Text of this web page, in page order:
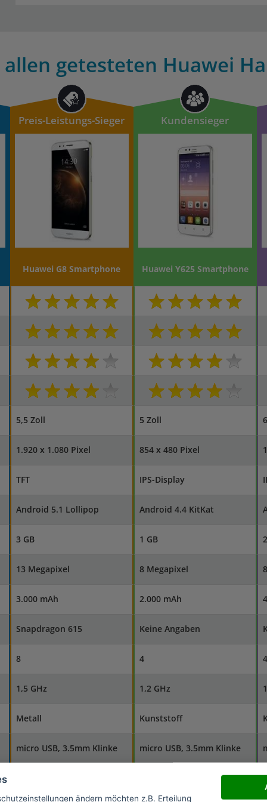
getesteten Huawei
Preis-Leistungs-Sieger Kundensieger
Huawei G8 Smartphone Huawei Y625 Smartphone
5,5 Zoll 5 Zoll
1.920 x 1.080 Pixel 854 x 480 Pixel
TFT IPS-Display
Android 5.1 Lollipop Android 4.4 KitKat
3 GB 1 GB
13 Megapixel 8 Megapixel
3.000 mAh 2.000 mAh
Snapdragon 615 Keine Angaben
8 4 4
1,5 GHz 1,2 GHz
Metall Kunststoff
micro USB, 3.5mm Klinke micro USB, 3.5mm Klinke
ändern möchten z.B. Erteilung